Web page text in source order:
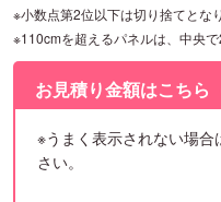
※小数点第2位以下は切り捨てとな
※110cmを超えるパネルは、中央で
お見積り金額はこちら
※うまく表示されない場
さい。